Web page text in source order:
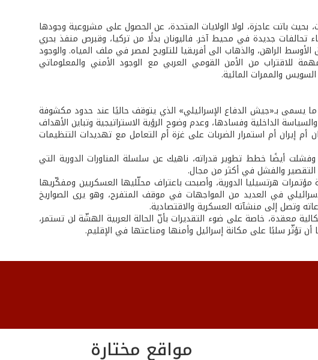
باتت عاجزة، لولا الولايات المتحدة، عن الحصول على مشروعية وجودها
تحالفات جديدة في محيط آخر. فاليونان بدلًا من تركيا، وقبرص منفذ بحري
الراهن، والذهاب الى أفريقيا للتلويح لمصر في ملف المياه. والوجود
للاقتراب من الأمن القومي العربي مع الوجود الأمني والمعلوماتي
والممرات المائية.
بـ«جيش الدفاع الإسرائيلي» الذي يتوقف حاليًا عند حدود مكشوفة
الداخلية وفسادها، وعدم وضوح الرؤية الاستراتيجية وتباين الأهداف
أم إيران أم استمرار الضربات على غزة أم التعامل مع تهديدات التنظيمات
أيضًا خطط تطوير قدراته، ناهيك عن سلسلة المناورات الدورية التي
التقصير والفشل في أكثر من مجال.
هرتسيليا الدورية، وأصبحت باعتراف محلّليها العسكريين ومفكّريها
في العديد من المواجهات في موقف المتفرج، وهو يرى الصواريخ
وتصل إلى منشآته العسكرية والاقتصادية.
معقدة، خاصة على ضوء التقديرات بأنّ الحالة العربية الهشّة لن تستمر،
أن تؤثّر سلبًا على مكانة إسرائيل وأمنها ومناعتها في الإقليم.
مواقع مختارة